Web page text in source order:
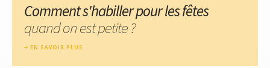
Comment s'habiller pour les fêtes
quand on est petite ?
EN SAVOIR PLUS